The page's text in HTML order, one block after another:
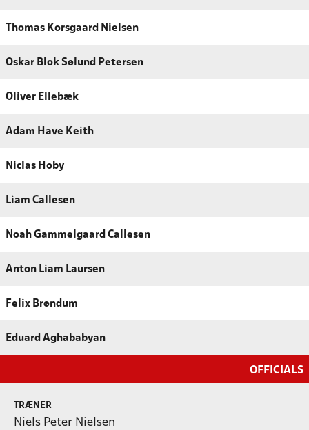
Thomas Korsgaard Nielsen
Oskar Blok Sølund Petersen
Oliver Ellebæk
Adam Have Keith
Niclas Hoby
Liam Callesen
Noah Gammelgaard Callesen
Anton Liam Laursen
Felix Brøndum
Eduard Aghababyan
OFFICIALS
TRÆNER
Niels Peter Nielsen